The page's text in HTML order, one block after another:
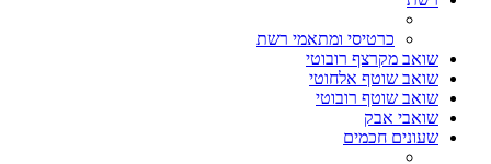
כרטיסי ומתאמי רשת
שואב מקרצף רובוטי
שואב שוטף אלחוטי
שואב שוטף רובוטי
שואבי אבק
שעונים חכמים